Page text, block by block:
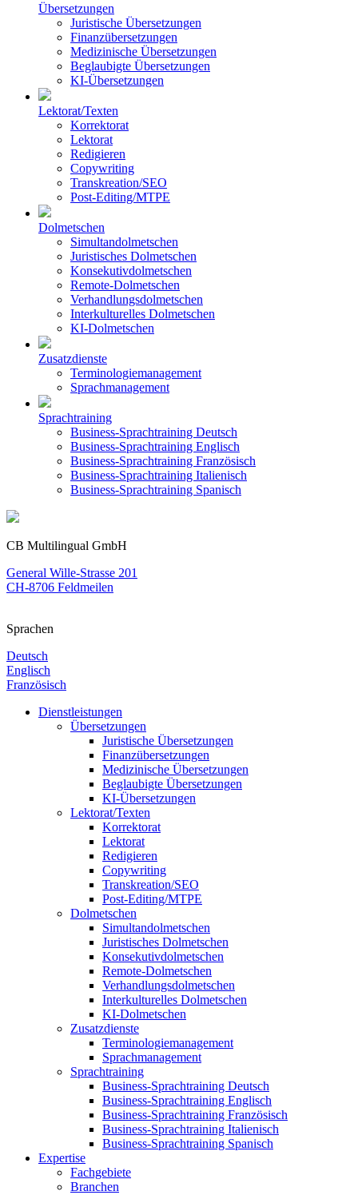
Übersetzungen
Juristische Übersetzungen
Finanzübersetzungen
Medizinische Übersetzungen
Beglaubigte Übersetzungen
KI-Übersetzungen
Lektorat/Texten
Korrektorat
Lektorat
Redigieren
Copywriting
Transkreation/SEO
Post-Editing/MTPE
Dolmetschen
Simultandolmetschen
Juristisches Dolmetschen
Konsekutivdolmetschen
Remote-Dolmetschen
Verhandlungsdolmetschen
Interkulturelles Dolmetschen
KI-Dolmetschen
Zusatzdienste
Terminologiemanagement
Sprachmanagement
Sprachtraining
Business-Sprachtraining Deutsch
Business-Sprachtraining Englisch
Business-Sprachtraining Französisch
Business-Sprachtraining Italienisch
Business-Sprachtraining Spanisch
CB Multilingual GmbH
General Wille-Strasse 201
CH-8706 Feldmeilen
Sprachen
Deutsch
Englisch
Französisch
Dienstleistungen
Übersetzungen
Juristische Übersetzungen
Finanzübersetzungen
Medizinische Übersetzungen
Beglaubigte Übersetzungen
KI-Übersetzungen
Lektorat/Texten
Korrektorat
Lektorat
Redigieren
Copywriting
Transkreation/SEO
Post-Editing/MTPE
Dolmetschen
Simultandolmetschen
Juristisches Dolmetschen
Konsekutivdolmetschen
Remote-Dolmetschen
Verhandlungsdolmetschen
Interkulturelles Dolmetschen
KI-Dolmetschen
Zusatzdienste
Terminologiemanagement
Sprachmanagement
Sprachtraining
Business-Sprachtraining Deutsch
Business-Sprachtraining Englisch
Business-Sprachtraining Französisch
Business-Sprachtraining Italienisch
Business-Sprachtraining Spanisch
Expertise
Fachgebiete
Branchen